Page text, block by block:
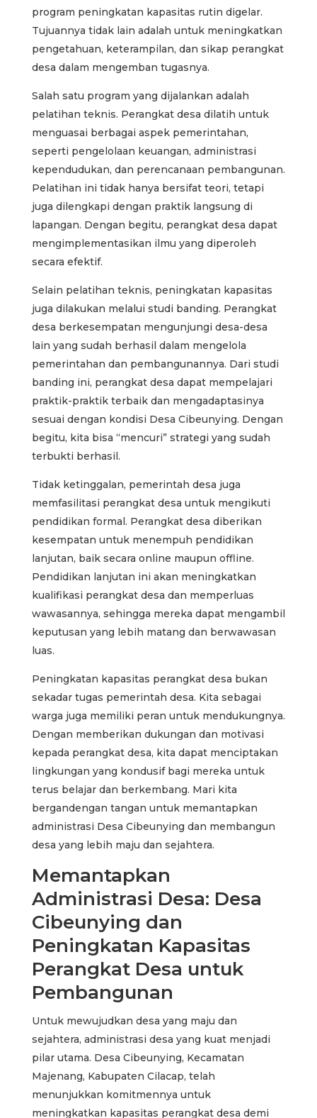
program peningkatan kapasitas rutin digelar.
Tujuannya tidak lain adalah untuk meningkatkan
pengetahuan, keterampilan, dan sikap perangkat
desa dalam mengemban tugasnya.
Salah satu program yang dijalankan adalah
pelatihan teknis. Perangkat desa dilatih untuk
menguasai berbagai aspek pemerintahan,
seperti pengelolaan keuangan, administrasi
kependudukan, dan perencanaan pembangunan.
Pelatihan ini tidak hanya bersifat teori, tetapi
juga dilengkapi dengan praktik langsung di
lapangan. Dengan begitu, perangkat desa dapat
mengimplementasikan ilmu yang diperoleh
secara efektif.
Selain pelatihan teknis, peningkatan kapasitas
juga dilakukan melalui studi banding. Perangkat
desa berkesempatan mengunjungi desa-desa
lain yang sudah berhasil dalam mengelola
pemerintahan dan pembangunannya. Dari studi
banding ini, perangkat desa dapat mempelajari
praktik-praktik terbaik dan mengadaptasinya
sesuai dengan kondisi Desa Cibeunying. Dengan
begitu, kita bisa “mencuri” strategi yang sudah
terbukti berhasil.
Tidak ketinggalan, pemerintah desa juga
memfasilitasi perangkat desa untuk mengikuti
pendidikan formal. Perangkat desa diberikan
kesempatan untuk menempuh pendidikan
lanjutan, baik secara online maupun offline.
Pendidikan lanjutan ini akan meningkatkan
kualifikasi perangkat desa dan memperluas
wawasannya, sehingga mereka dapat mengambil
keputusan yang lebih matang dan berwawasan
luas.
Peningkatan kapasitas perangkat desa bukan
sekadar tugas pemerintah desa. Kita sebagai
warga juga memiliki peran untuk mendukungnya.
Dengan memberikan dukungan dan motivasi
kepada perangkat desa, kita dapat menciptakan
lingkungan yang kondusif bagi mereka untuk
terus belajar dan berkembang. Mari kita
bergandengan tangan untuk memantapkan
administrasi Desa Cibeunying dan membangun
desa yang lebih maju dan sejahtera.
Memantapkan
Administrasi Desa: Desa
Cibeunying dan
Peningkatan Kapasitas
Perangkat Desa untuk
Pembangunan
Untuk mewujudkan desa yang maju dan
sejahtera, administrasi desa yang kuat menjadi
pilar utama. Desa Cibeunying, Kecamatan
Majenang, Kabupaten Cilacap, telah
menunjukkan komitmennya untuk
meningkatkan kapasitas perangkat desa demi